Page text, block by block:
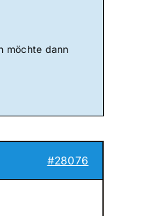
möchte dann
#28076